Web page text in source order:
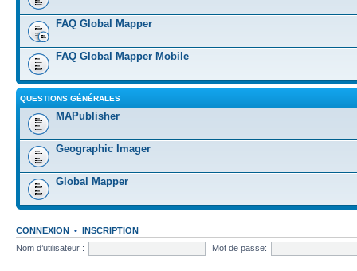
FAQ Global Mapper
FAQ Global Mapper Mobile
QUESTIONS GÉNÉRALES
MAPublisher
Geographic Imager
Global Mapper
CONNEXION • INSCRIPTION
Nom d’utilisateur :
Mot de passe: